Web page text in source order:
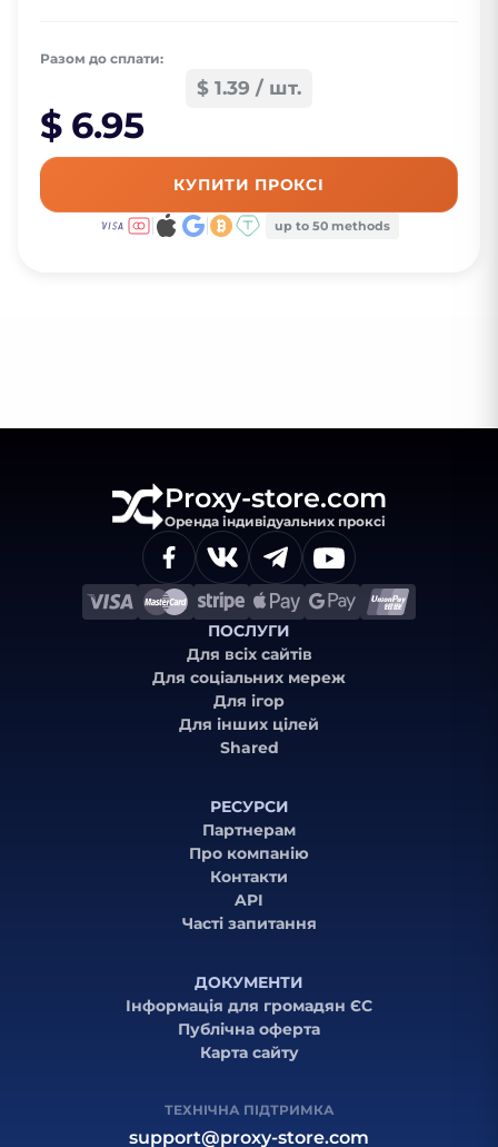
Разом до сплати:
$ 1.39 / шт.
$ 6.95
КУПИТИ ПРОКСІ
up to 50 methods
Proxy-store.com
Оренда індивідуальних проксі
ПОСЛУГИ
Для всіх сайтів
Для соціальних мереж
Для ігор
Для інших цілей
Shared
РЕСУРСИ
Партнерам
Про компанію
Контакти
API
Часті запитання
ДОКУМЕНТИ
Інформація для громадян ЄС
Публічна оферта
Карта сайту
ТЕХНІЧНА ПІДТРИМКА
support@proxy-store.com